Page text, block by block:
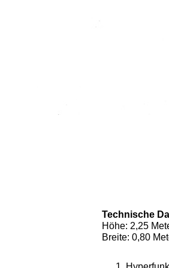
Technische
Höhe: 2,25
Breite: 0,80